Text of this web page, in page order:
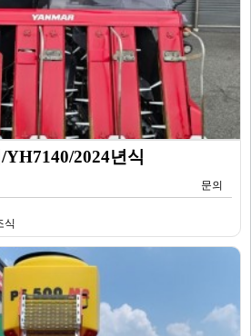
2024년식
문의
식